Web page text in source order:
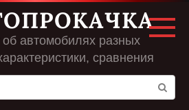
автомобилях разных
сравнения